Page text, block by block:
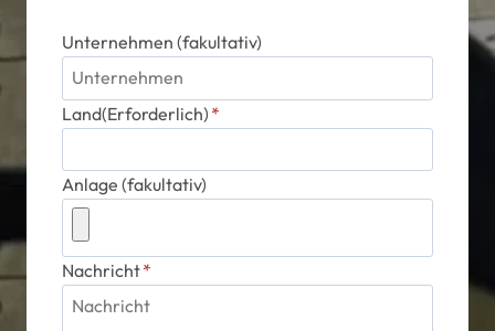
Unternehmen (fakultativ)
Land(Erforderlich) *
Anlage (fakultativ)
Nachricht*